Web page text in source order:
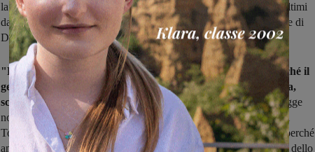
la Raccolta Differenziata inferiore al 50% (47,74%, in base agli ultimi
dati certificati) e il mancato raggiungimento degli obiettivi di legge di
Differenziata anche a livello di ATO Toscana Sud".
"La situazione è di per sé anomala – si legge nella nota – perché il
gestore del ciclo rifiuti guadagna dal conferimento in discarica,
scaricando sulle tariffe ai cittadini le penali per gli obiettivi di legge
non raggiunti. Ma non si può addossare la colpa unicamente a Sei
Toscana – aggiungono i promotori di Montevarchi Alternativa – perché
anche il comune ha le sue responsabilità: primo perché è tra i soci dello